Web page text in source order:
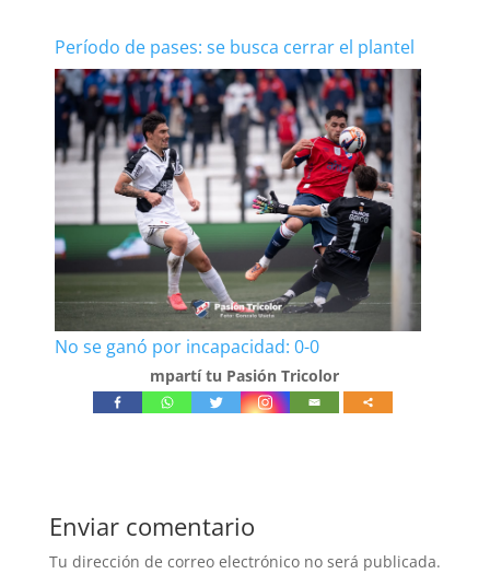
Período de pases: se busca cerrar el plantel
No se ganó por incapacidad: 0-0
mpartí tu Pasión Tricolor
Enviar comentario
Tu dirección de correo electrónico no será publicada.